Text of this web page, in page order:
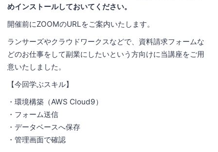
めインストールしておいてください。
開催前にZOOMのURLをご案内いたします。
ランサーズやクラウドワークスなどで、資料請求フォームな
どのお仕事をして副業にしたいという方向けに当講座をご用
意いたしました。
【今回学ぶスキル】
・環境構築（AWS Cloud9）
・フォーム送信
・データベースへ保存
・管理画面で確認